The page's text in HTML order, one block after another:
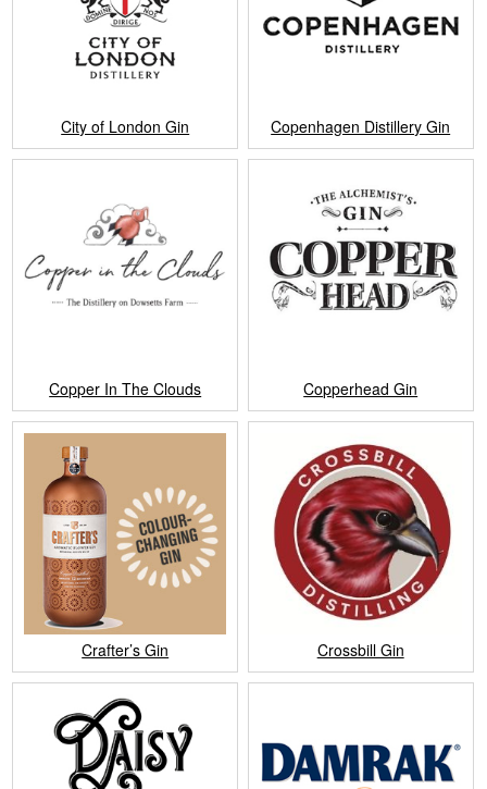
City of London Gin Copenhagen Distillery Gin
Copper In The Clouds Copperhead Gin
Crafter’s Gin Crossbill Gin